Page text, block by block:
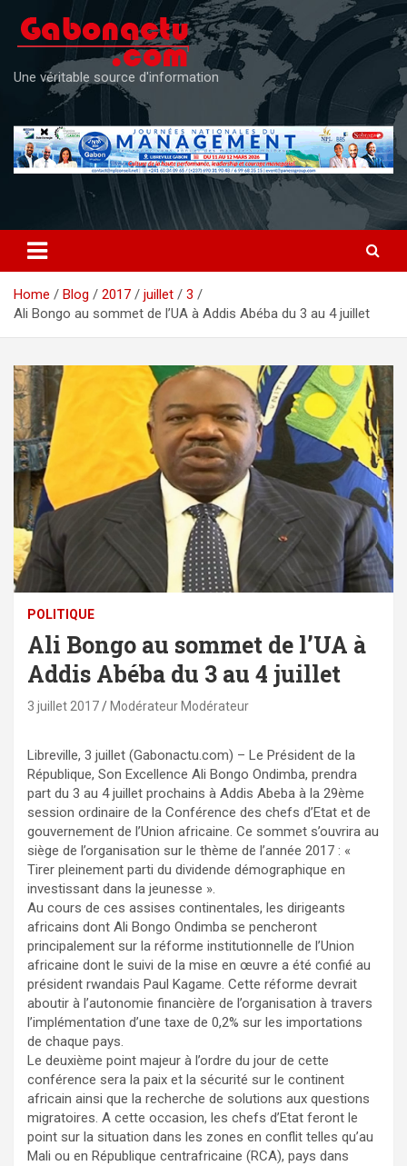
content
Une véritable source d'information
Home Blog 2017 juillet
3
Ali Bongo au sommet de l’UA à Addis Abéba du 3 au 4 juillet
POLITIQUE
Ali Bongo au sommet de l’UA à
Addis Abéba du 3 au 4 juillet
3 juillet 2017 Modérateur Modérateur
Libreville, 3 juillet (Gabonactu.com) – Le Président de la
République, Son Excellence Ali Bongo Ondimba, prendra
part du 3 au 4 juillet prochains à Addis Abeba à la 29ème
session ordinaire de la Conférence des chefs d’Etat et de
gouvernement de l’Union africaine. Ce sommet s’ouvrira au
siège de l’organisation sur le thème de l’année 2017 : «
Tirer pleinement parti du dividende démographique en
investissant dans la jeunesse ».
Au cours de ces assises continentales, les dirigeants
africains dont Ali Bongo Ondimba se pencheront
principalement sur la réforme institutionnelle de l’Union
africaine dont le suivi de la mise en œuvre a été confié au
président rwandais Paul Kagame. Cette réforme devrait
aboutir à l’autonomie financière de l’organisation à travers
l’implémentation d’une taxe de 0,2% sur les importations
de chaque pays.
Le deuxième point majeur à l’ordre du jour de cette
conférence sera la paix et la sécurité sur le continent
africain ainsi que la recherche de solutions aux questions
migratoires. A cette occasion, les chefs d’Etat feront le
point sur la situation dans les zones en conflit telles qu’au
Mali ou en République centrafricaine (RCA), pays dans